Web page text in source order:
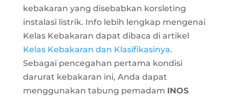
kebakaran yang disebabkan korsleting
instalasi listrik. Info lebih lengkap mengenai
Kelas Kebakaran dapat dibaca di artikel
Kelas Kebakaran dan Klasifikasinya.
Sebagai pencegahan pertama kondisi
darurat kebakaran ini, Anda dapat
menggunakan tabung pemadam INOS